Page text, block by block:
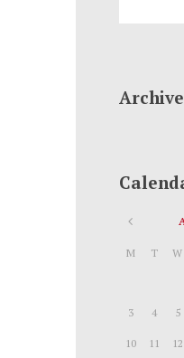
Archive
M T W
3 4 5
10 11 12